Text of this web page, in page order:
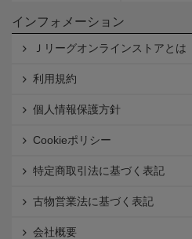
インフォメーション
Ｊリーグオンラインストアとは
利用規約
個人情報保護方針
Cookieポリシー
特定商取引法に基づく表記
古物営業法に基づく表記
会社概要